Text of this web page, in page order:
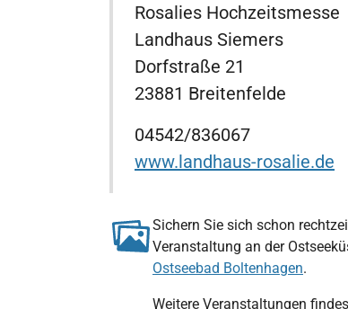
Rosalies Hochzeitsmesse
Landhaus Siemers
Dorfstraße 21
23881 Breitenfelde
04542/836067
www.landhaus-rosalie.de
Sichern Sie sich schon
Veranstaltung an der
Ostseebad Boltenhagen.
Weitere Veranstaltungen